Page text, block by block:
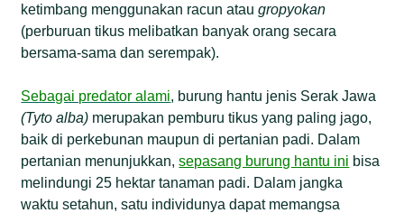
ketimbang menggunakan racun ataugropyokan
(perburuan tikus melibatkan banyak orang secara
bersama-sama dan serempak).
Sebagai predator alami, burung hantu jenis Serak Jawa
(Tyto alba) merupakan pemburu tikus yang paling jago,
baik di perkebunan maupun di pertanian padi. Dalam
pertanian menunjukkan,sepasang burung hantu ini bisa
melindungi 25 hektar tanaman padi. Dalam jangka
waktu setahun, satu individunya dapat memangsa